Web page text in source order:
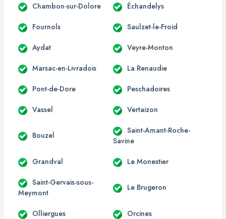
Chambon-sur-Dolore Échandelys
Fournols Saulzet-le-Froid
Aydat Veyre-Monton
Marsac-en-Livradois La Renaudie
Pont-de-Dore Peschadoires
Vassel Vertaizon
Bouzel
Saint-Amant-Roche-
Savine
Grandval Le Monestier
Saint-Gervais-sous-
Meymont
Le Brugeron
Olliergues Orcines